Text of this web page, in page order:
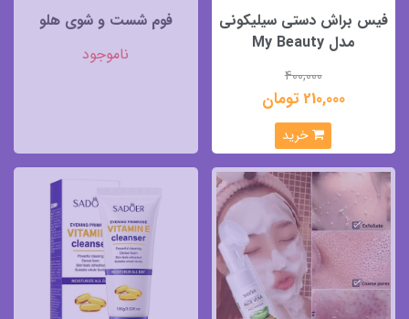
فیس براش دستی سیلیکونی
مدل My Beauty
400,000
210,000 تومان
خرید
فوم شست و شوی هلو
ناموجود